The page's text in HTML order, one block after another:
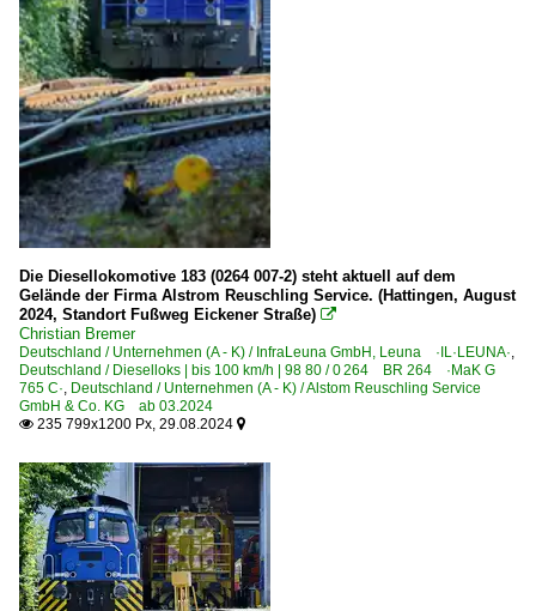
Die Diesellokomotive 183 (0264 007-2) steht aktuell auf dem
Gelände der Firma Alstrom Reuschling Service. (Hattingen, August
2024, Standort Fußweg Eickener Straße) 
Christian Bremer
Deutschland / Unternehmen (A - K) / InfraLeuna GmbH, Leuna ·IL·LEUNA·,
Deutschland / Dieselloks | bis 100 km/h | 98 80 / 0 264 BR 264 ·MaK G
765 C·, Deutschland / Unternehmen (A - K) / Alstom Reuschling Service
GmbH & Co. KG ab 03.2024
 235 799x1200 Px, 29.08.2024 